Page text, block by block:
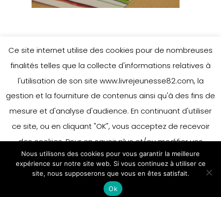
Leave a Reply
You must belogged in to post a
comment.
Ce site internet utilise des cookies pour de nombreuses
finalités telles que la collecte d'informations relatives à
l'utilisation de son site www.livrejeunesse82.com, la
gestion et la fourniture de contenus ainsi qu'à des fins de
mesure et d'analyse d'audience. En continuant d'utiliser
ce site, ou en cliquant "OK", vous acceptez de recevoir
des cookies. Pour en savoir plus et/ou modifier vos
préférences en matière de cookies, merci de vous référer
à notre politique sur les cookies.
Accepter
En savoir plus
Nous utilisons des cookies pour vous garantir la meilleure
expérience sur notre site web. Si vous continuez à utiliser ce
site, nous supposerons que vous en êtes satisfait.
Ok